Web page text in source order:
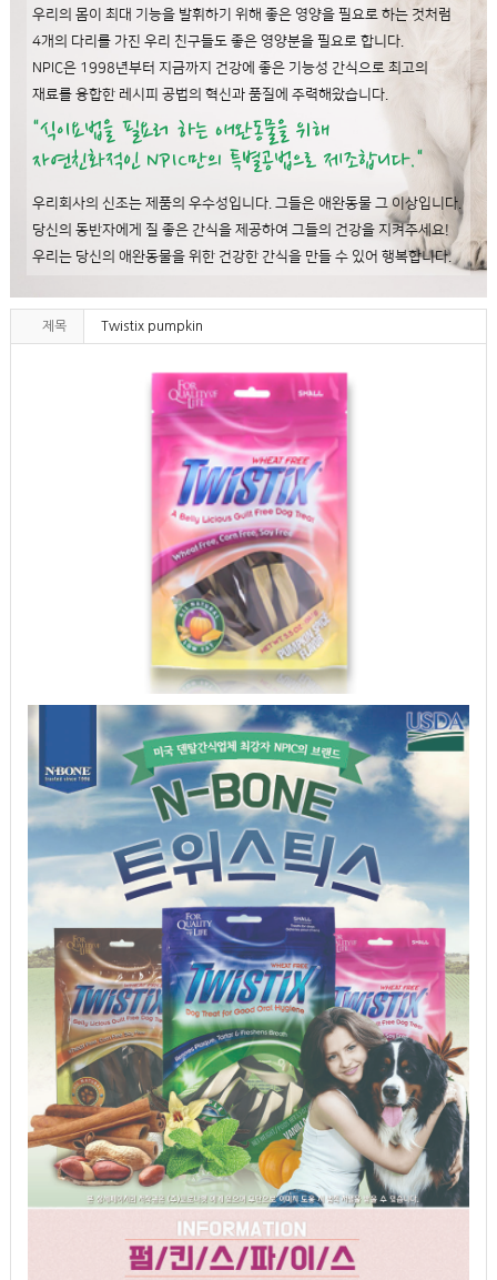
우리의 몸이 최대 기능을 발휘하기 위해 좋은 영양을 필요로 하는 것처럼
4개의 다리를 가진 우리 친구들도 좋은 영양분을 필요로 합니다.
NPIC은 1998년부터 지금까지 건강에 좋은 기능성 간식으로 최고의
재료를 융합한 레시피 공법의 혁신과 품질에 주력해왔습니다.
"식이요법을 필요러 하는 애완동물을 위해
자연친화적인 NPIC만의 특별공법으로 제조합니다."
우리회사의 신조는 제품의 우수성입니다. 그들은 애완동물 그 이상입니다.
당신의 동반자에게 질 좋은 간식을 제공하여 그들의 건강을 지켜주세요!
우리는 당신의 애완동물을 위한 건강한 간식을 만들 수 있어 행복합니다.
제목 Twistix pumpkin